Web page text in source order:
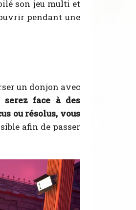
son jeu multi et
pendant une
un donjon avec
serez face à des
ou résolus, vous
afin de passer